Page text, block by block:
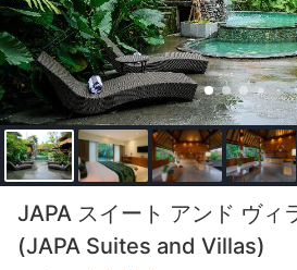
JAPA スイート アンド ヴィ
(JAPA Suites and Villas)
星評価 5つ星